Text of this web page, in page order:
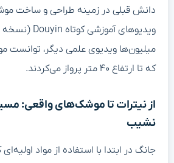
دانش قبلی در زمینه طراحی و ساخت
میلیون‌ها ویدیوی علمی دیگر، توانست
که تا ارتفاع ۴۰ متر پرواز می‌کردند.
از نیترات تا موشک‌های واقعی:
نشیب
جانگ در ابتدا با استفاده از مواد